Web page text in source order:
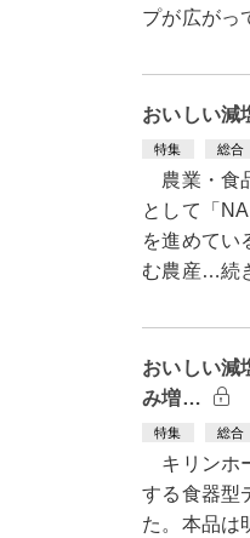
プが広が
おいしい減
特集 総合
農業・食
として「
を進めてい
む農産…続
おいしい減
み増…
特集 総合
キリンホ
する食器型
た。本品は